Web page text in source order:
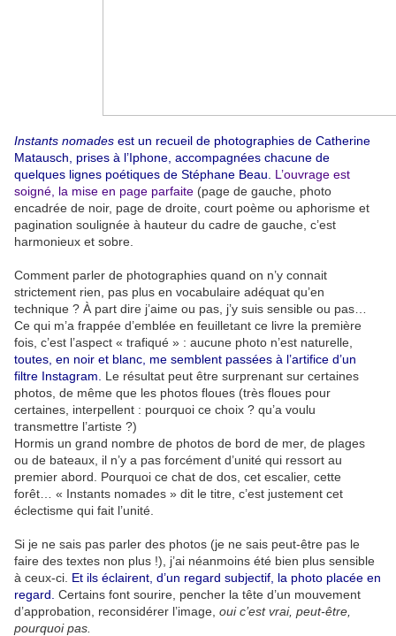
Instants nomades est un recueil de photographies de Catherine
Matausch, prises à l’Iphone, accompagnées chacune de
quelques lignes poétiques de Stéphane Beau. L’ouvrage est
soigné, la mise en page parfaite (page de gauche, photo
encadrée de noir, page de droite, court poème ou aphorisme et
pagination soulignée à hauteur du cadre de gauche, c’est
harmonieux et sobre.
Comment parler de photographies quand on n’y connait
strictement rien, pas plus en vocabulaire adéquat qu’en
technique ? À part dire j’aime ou pas, j’y suis sensible ou pas…
Ce qui m’a frappée d’emblée en feuilletant ce livre la première
fois, c’est l’aspect « trafiqué » : aucune photo n’est naturelle,
toutes, en noir et blanc, me semblent passées à l’artifice d’un
filtre Instagram.
Le résultat peut être surprenant sur certaines
photos, de même que les photos floues (très floues pour
certaines, interpellent : pourquoi ce choix ? qu’a voulu
transmettre l’artiste ?)
Hormis un grand nombre de photos de bord de mer, de plages
ou de bateaux, il n’y a pas forcément d’unité qui ressort au
premier abord. Pourquoi ce chat de dos, cet escalier, cette
forêt… « Instants nomades » dit le titre, c’est justement cet
éclectisme qui fait l’unité.
Si je ne sais pas parler des photos (je ne sais peut-être pas le
faire des textes non plus !), j’ai néanmoins été bien plus sensible
à ceux-ci. Et ils éclairent, d’un regard subjectif, la photo placée en
regard. Certains font sourire, pencher la tête d’un mouvement
d’approbation, reconsidérer l’image, oui c’est vrai, peut-être,
pourquoi pas.